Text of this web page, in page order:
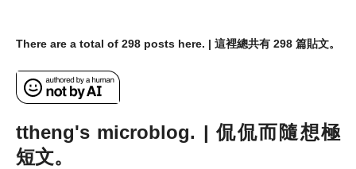
There are a total of 298 posts here. | 這裡總共有 298 篇貼文。
ttheng's microblog. | 侃侃而隨想極
短文。